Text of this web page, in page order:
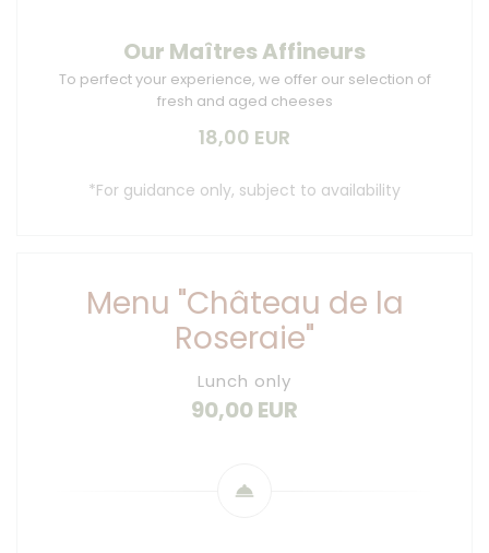
Our Maîtres Affineurs
To perfect your experience, we offer our selection of
fresh and aged cheeses
18,00 EUR
*For guidance only, subject to availability
Menu "Château de la
Roseraie"
Lunch only
90,00 EUR